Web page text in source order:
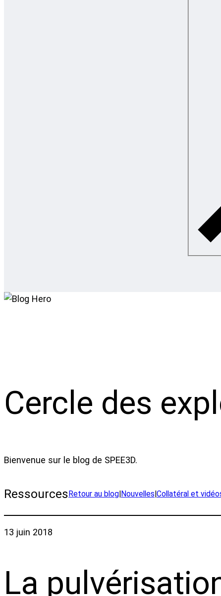
Cercle des
Bienvenue sur le blog de SPEE3D.
RessourcesRetour au blog|Nouvelles|Collatéral et
13 juin 2018
La